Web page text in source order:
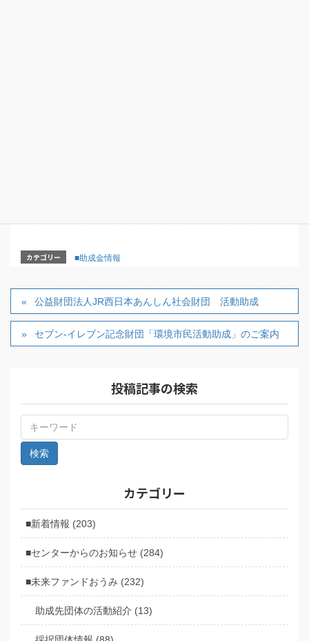
E-mail：info@jrw-relief-f.or.jp
【詳細はこちらのホームページからどうぞ】
https://www.jrw-relief-f.or.jp/aid/aed/
【詳細パンフレット】
カテゴリー ■助成金情報
公益財団法人JR西日本あんしん社会財団 活動助成
セブン-イレブン記念財団「環境市民活動助成」のご案内
投稿記事の検索
カテゴリー
■新着情報 (203)
■センターからのお知らせ (284)
■未来ファンドおうみ (232)
助成先団体の活動紹介 (13)